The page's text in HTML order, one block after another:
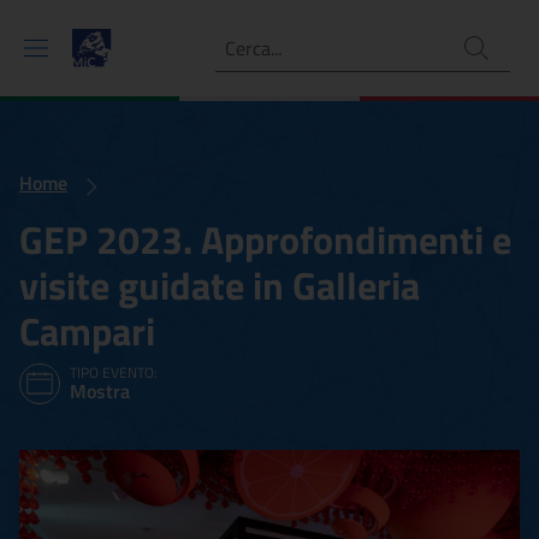
Ricerca
Home
GEP 2023. Approfondimenti e
visite guidate in Galleria
Campari
TIPO EVENTO:
Mostra
GEP 2023.